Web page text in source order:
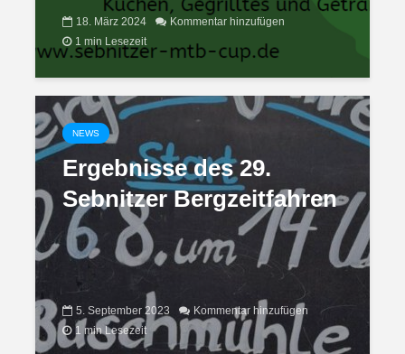
18. März 2024
Kommentar hinzufügen
1 min Lesezeit
NEWS
Ergebnisse des 29.
Sebnitzer Bergzeitfahren
5. September 2023
Kommentar hinzufügen
1 min Lesezeit